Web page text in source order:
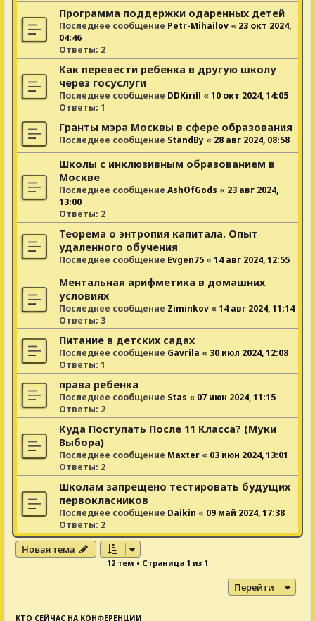
Программа поддержки одаренных детей
Последнее сообщение Petr-Mihailov « 23 окт 2024,
04:46
Ответы: 2
Как перевести ребенка в другую школу
через госуслуги
Последнее сообщение DDKirill «10 окт 2024, 14:05
Ответы: 1
Гранты мэра Москвы в сфере образования
Последнее сообщение StandBy « 28 авг 2024, 08:58
Школы с инклюзивным образованием в
Москве
Последнее сообщение AshOfGods « 23 авг 2024,
13:00
Ответы: 2
Теорема о энтропия капитала. Опыт
удаленного обучения
Последнее сообщение Evgen75 «14 авг 2024, 12:55
Ментальная арифметика в домашних
условиях
Последнее сообщение Ziminkov «14 авг 2024, 11:14
Ответы: 3
Питание в детских садах
Последнее сообщение Gavrila « 30 июл 2024, 12:08
Ответы: 1
права ребенка
Последнее сообщение Stas « 07 июн 2024, 11:15
Ответы: 2
Куда Поступать После 11 Класса? (Муки
Выбора)
Последнее сообщение Maxter « 03 июн 2024, 13:01
Ответы: 2
Школам запрещено тестировать будущих
первокласников
Последнее сообщение Daikin « 09 май 2024, 17:38
Ответы: 2
Новая тема
12 тем • Страница 1 из 1
Перейти
КТО СЕЙЧАС НА КОНФЕРЕНЦИИ